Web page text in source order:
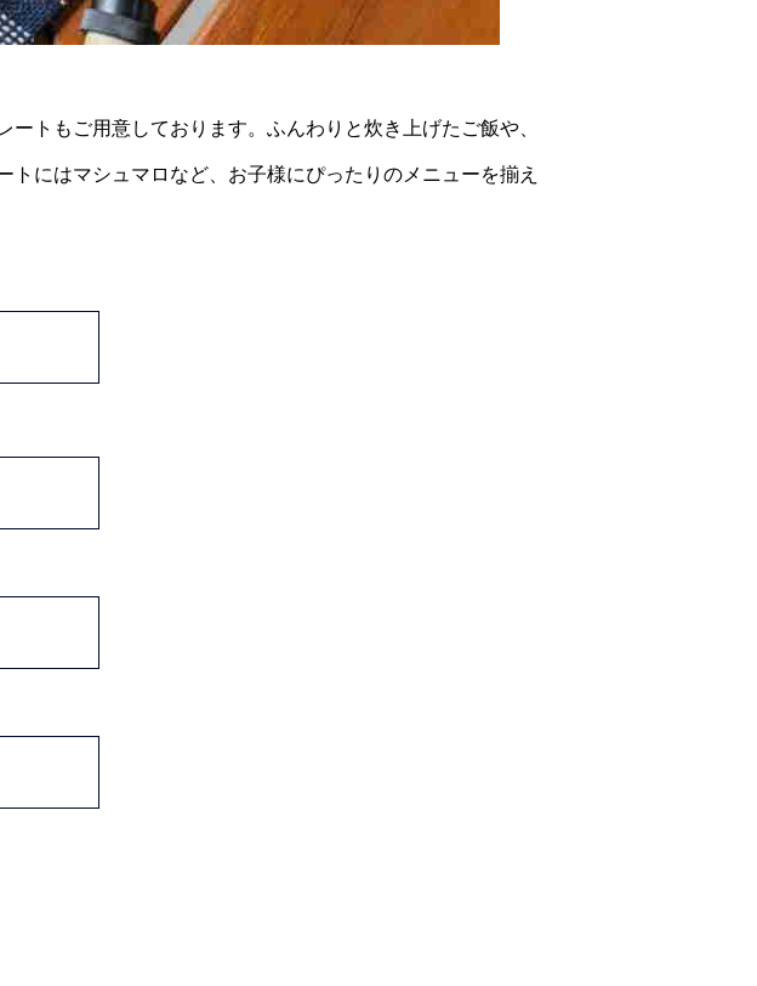
トもご用意しております。ふんわりと炊き上げたご飯や、
にはマシュマロなど、お子様にぴったりのメニューを揃え